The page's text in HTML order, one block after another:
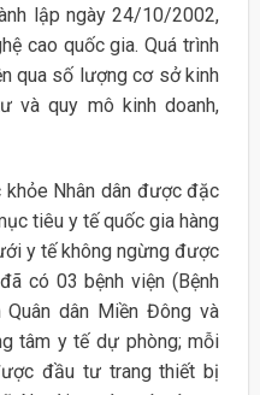
lập ngày 24/10/2002,
cao quốc gia. Quá trình
qua số lượng cơ sở kinh
và quy mô kinh doanh,
Nhân dân được đặc
tiêu y tế quốc gia hàng
y tế không ngừng được
có 03 bệnh viện (Bệnh
dân Miền Đông và
tâm y tế dự phòng; mỗi
đầu tư trang thiết bị